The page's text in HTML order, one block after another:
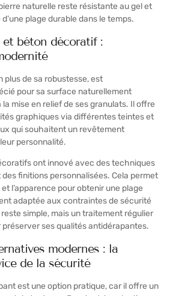
pierre naturelle reste résistante au gel et
plage durable dans le temps.
et béton décoratif :
plus de sa robustesse, est
pour sa surface naturellement
mise en relief de ses granulats. Il offre
graphiques via différentes teintes et
qui souhaitent un revêtement
personnalité.
ont innové avec des techniques
finitions personnalisées. Cela permet
l’apparence pour obtenir une plage
adaptée aux contraintes de sécurité
simple, mais un traitement régulier
ses qualités antidérapantes.
modernes : la
de la sécurité
est une option pratique, car il offre un